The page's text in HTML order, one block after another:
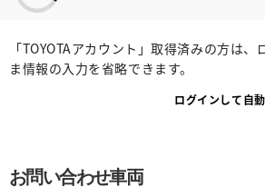
「TOYOTAアカウント」取得済みの方は
ま情報の入力を省略できます。
ログインして自
お問い合わせ車両